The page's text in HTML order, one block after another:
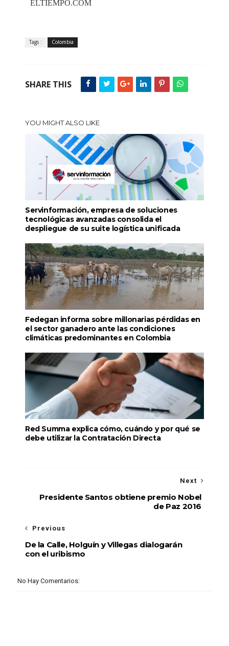
ELTIEMPO.COM
Tags : Colombia
SHARE THIS
YOU MIGHT ALSO LIKE
Servinformación, empresa de soluciones
tecnológicas avanzadas consolida el
despliegue de su suite logística unificada
Fedegan informa sobre millonarias pérdidas en
el sector ganadero ante las condiciones
climáticas predominantes en Colombia
Red Summa explica cómo, cuándo y por qué se
debe utilizar la Contratación Directa
Next
Presidente Santos obtiene premio Nobel
de Paz 2016
Previous
De la Calle, Holguín y Villegas dialogarán
con el uribismo
No Hay Comentarios: